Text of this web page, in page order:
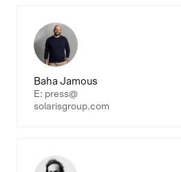
Baha Jamous
E: press@
solarisgroup.com